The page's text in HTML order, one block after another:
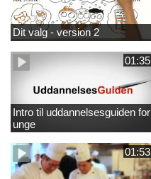
Dit valg - version 2
01:35
Intro til uddannelsesguiden for
unge
01:53